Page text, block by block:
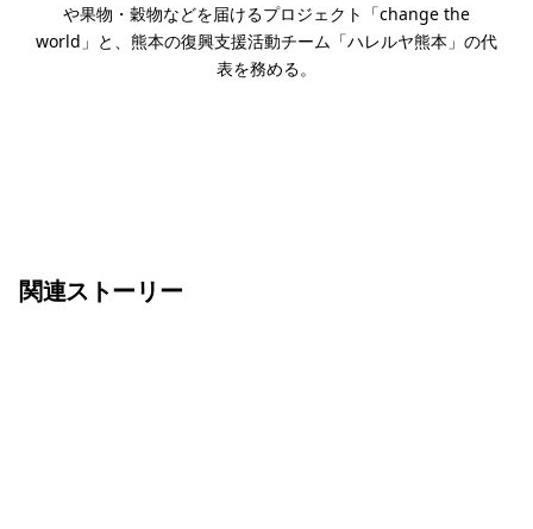
や果物・穀物などを届けるプロジェクト「change the
world」と、熊本の復興⽀援活動チーム「ハレルヤ熊本」の代
表を務める。
関連ストーリー